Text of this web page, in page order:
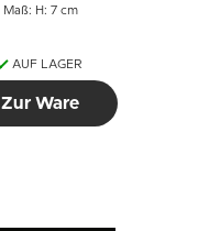
Maß: H: 7 cm
AUF LAGER
Zur Ware